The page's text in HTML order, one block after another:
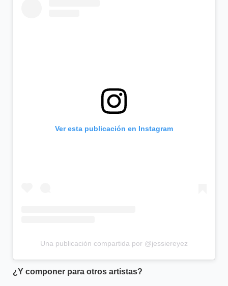
Ver esta publicación en Instagram
Una publicación compartida por @jessiereyez
¿Y componer para otros artistas?